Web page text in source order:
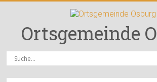
springenOrtsgemeinde